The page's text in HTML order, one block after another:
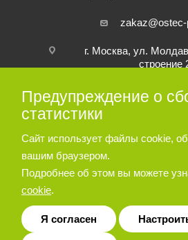
г. Москва, ул.
строение
ПОДПИСАТЬСЯ НА
ПОЛИТИКА
© 2026 Пневматическое и
«Остек-АртТул»
Предупреждение о
статистики
Сайт использует файлы cookie,
вашим браузером.
Подробнее об этом вы можете
cookie.
Я согласен